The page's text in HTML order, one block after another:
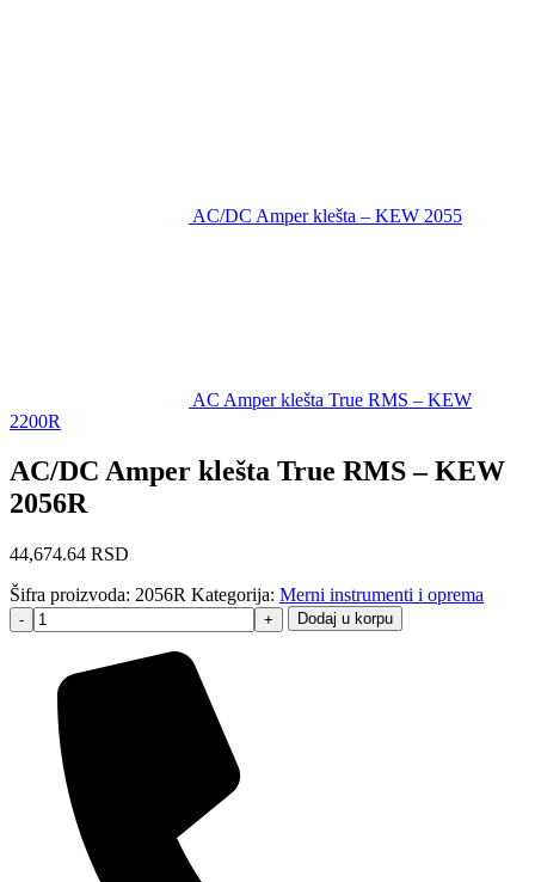
AC/DC Amper klešta – KEW 2055
AC Amper klešta True RMS – KEW
2200R
AC/DC Amper klešta True RMS – KEW
2056R
44,674.64 RSD
Šifra proizvoda: 2056R Kategorija: Merni instrumenti i oprema
- + Dodaj u korpu